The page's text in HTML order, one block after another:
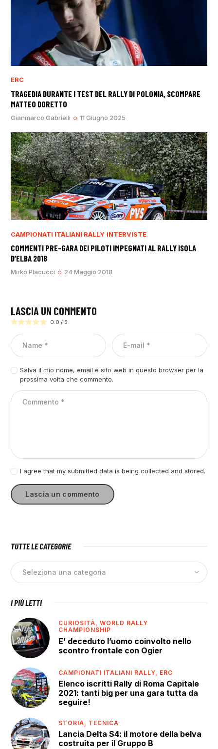
ERC
TRAGEDIA DURANTE I TEST DEL RALLY DI POLONIA, SCOMPARE
MATTEO DORETTO
Gianmarco Gabrielli 11 Giugno 2025
CAMPIONATI ITALIANI RALLY INTERVISTE
COMMENTI PRE-GARA DEI PILOTI IMPEGNATI AL RALLY ISOLA
D’ELBA 2018
Mirko Placucci 24 Maggio 2018
LASCIA UN COMMENTO
0.0 / 5
Salva il mio nome, email e sito web in questo browser per la
prossima volta che commento.
I agree that my submitted data is being collected and stored.
TUTTE LE CATEGORIE
I PIÙ LETTI
CURIOSITÀ,WORLD RALLY
CHAMPIONSHIP
E’ deceduto l’uomo coinvolto nello
scontro frontale con Ogier
CAMPIONATI ITALIANI RALLY, ERC
Elenco iscritti Rally di Roma Capitale
2021: tanti big per una gara tutta da
seguire!
STORIA, TECNICA
Lancia Delta S4: il motore della belva
costruita per il Gruppo B